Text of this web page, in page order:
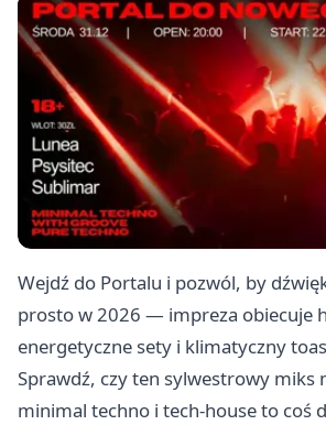
Wejdź do Portalu i pozwól, by
prosto w 2026 — impreza obiecuje
energetyczne sety i klimatyczny
Sprawdź, czy ten sylwestrowy miks
minimal techno i tech-house to coś